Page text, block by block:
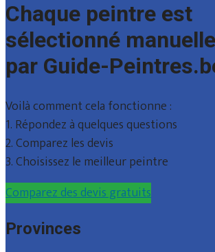
Chaque peintre est
sélectionné
par Guide-
Voilà comment cela fonctionne :
1. Répondez à quelques questions
2. Comparez les devis
3. Choisissez le meilleur peintre
Comparez des devis gratuits
Provinces